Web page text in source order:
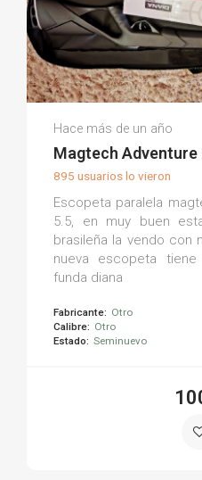
Nikolay Z.
(0)
Hace más de un año
Magtech Adventure
895 usuarios lo vieron
Escopeta paralela
5.5, en muy buen
brasileña la vendo con
nueva escopeta
funda diana
Fabricante: Otro
Calibre: Otro
Estado: Seminuevo